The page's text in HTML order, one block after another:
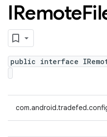
IRemote
public interface